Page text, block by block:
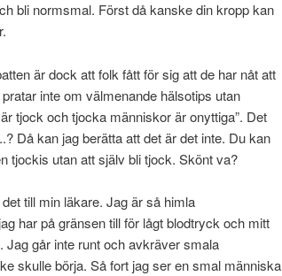
bli normsmal. Först då kanske din kropp kan
är dock att folk fått för sig att de har nåt att
inte om välmenande hälsotips utan
tjock och tjocka människor är onyttiga”. Det
Då kan jag berätta att det är det inte. Du kan
tjockis utan att själv bli tjock. Skönt va?
till min läkare. Jag är så himla
har på gränsen till för lågt blodtryck och mitt
Jag går inte runt och avkräver smala
skulle börja. Så fort jag ser en smal människa